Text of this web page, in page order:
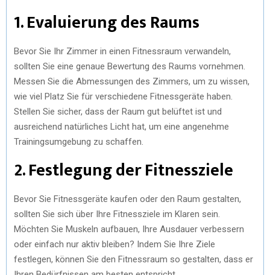
1. Evaluierung des Raums
Bevor Sie Ihr Zimmer in einen Fitnessraum verwandeln,
sollten Sie eine genaue Bewertung des Raums vornehmen.
Messen Sie die Abmessungen des Zimmers, um zu wissen,
wie viel Platz Sie für verschiedene Fitnessgeräte haben.
Stellen Sie sicher, dass der Raum gut belüftet ist und
ausreichend natürliches Licht hat, um eine angenehme
Trainingsumgebung zu schaffen.
2. Festlegung der Fitnessziele
Bevor Sie Fitnessgeräte kaufen oder den Raum gestalten,
sollten Sie sich über Ihre Fitnessziele im Klaren sein.
Möchten Sie Muskeln aufbauen, Ihre Ausdauer verbessern
oder einfach nur aktiv bleiben? Indem Sie Ihre Ziele
festlegen, können Sie den Fitnessraum so gestalten, dass er